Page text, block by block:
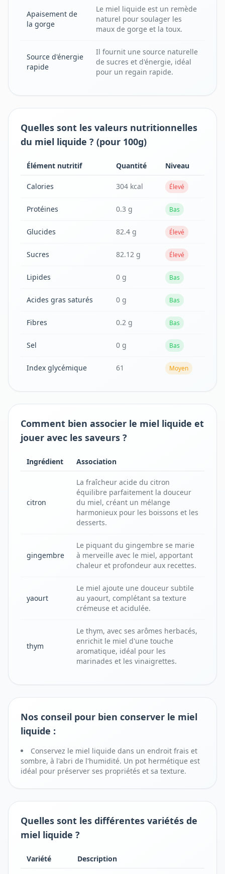
Apaisement de
la gorge
Le miel liquide est un remède
naturel pour soulager les
maux de gorge et la toux.
Source d'énergie
rapide
Il fournit une source naturelle
de sucres et d'énergie, idéal
pour un regain rapide.
Quelles sont les valeurs nutritionnelles
du miel liquide ? (pour 100g)
Élément nutritif Quantité Niveau
Calories 304 kcal Élevé
Protéines 0.3 g Bas
Glucides 82.4 g Élevé
Sucres 82.12 g Élevé
Lipides 0 g Bas
Acides gras saturés 0 g Bas
Fibres 0.2 g Bas
Sel 0 g Bas
Index glycémique 61 Moyen
Comment bien associer le miel liquide et
jouer avec les saveurs ?
Ingrédient Association
citron
La fraîcheur acide du citron
équilibre parfaitement la douceur
du miel, créant un mélange
harmonieux pour les boissons et les
desserts.
gingembre
Le piquant du gingembre se marie
à merveille avec le miel, apportant
chaleur et profondeur aux recettes.
yaourt
Le miel ajoute une douceur subtile
au yaourt, complétant sa texture
crémeuse et acidulée.
thym
Le thym, avec ses arômes herbacés,
enrichit le miel d'une touche
aromatique, idéal pour les
marinades et les vinaigrettes.
Nos conseil pour bien conserver le miel
liquide :
Conservez le miel liquide dans un endroit frais et
sombre, à l'abri de l'humidité. Un pot hermétique est
idéal pour préserver ses propriétés et sa texture.
Quelles sont les différentes variétés de
miel liquide ?
Variété Description